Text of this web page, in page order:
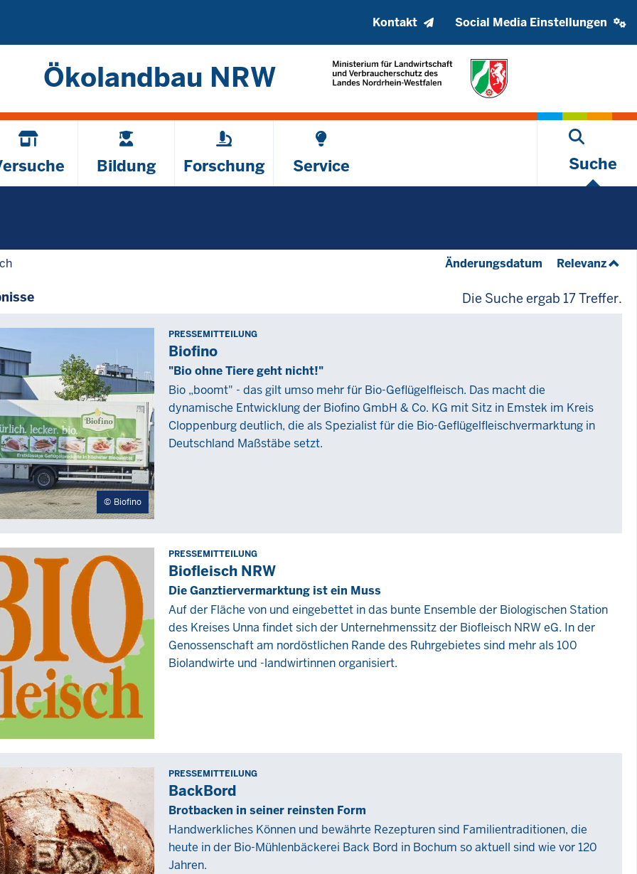
oberes
Menü
Kontakt
media
settings
block
Social Media Einstellungen
Ökolandbau NRW
Bildung Forschung Service Suche
Änderungsdatum (aufsteigend)
Relevanz
Die Suche ergab 17 Treffer.
Biofino
Freitag,
7
Januar
2022
-
00:00
PRESSEMITTEILUNG
Biofino
"Bio ohne Tiere geht nicht!"
Bio „boomt" - das gilt umso mehr für Bio-Geflügelfleisch. Das macht die
dynamische Entwicklung der Biofino GmbH & Co. KG mit Sitz in Emstek im Kreis
Cloppenburg deutlich, die als Spezialist für die Bio-Geflügelfleischvermarktung in
Deutschland Maßstäbe setzt.
Freitag,
26
November
2021
-
00:00
PRESSEMITTEILUNG
Biofleisch NRW
Die Ganztiervermarktung ist ein Muss
Auf der Fläche von und eingebettet in das bunte Ensemble der Biologischen Station
des Kreises Unna findet sich der Unternehmenssitz der Biofleisch NRW eG. In der
Genossenschaft am nordöstlichen Rande des Ruhrgebietes sind mehr als 100
Biolandwirte und -landwirtinnen organisiert.
Freitag,
4
Februar
2022
-
PRESSEMITTEILUNG
BackBord
Brotbacken in seiner reinsten Form
Handwerkliches Können und bewährte Rezepturen sind Familientraditionen, die
heute in der Bio-Mühlenbäckerei Back Bord in Bochum so aktuell sind wie vor 120
Jahren.